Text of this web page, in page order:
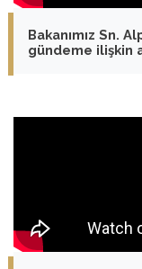
Bakanımız Sn.
gündeme ilişkin